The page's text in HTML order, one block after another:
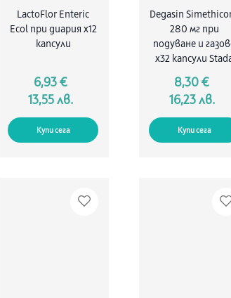
LactoFlor Enteric
Ecol при диария х12
капсули
6,93 €
13,55 лв.
Купи сега
Degasin
280 мг при
подуване и
х32 капсули
8,30 €
16,23 лв.
Купи сега